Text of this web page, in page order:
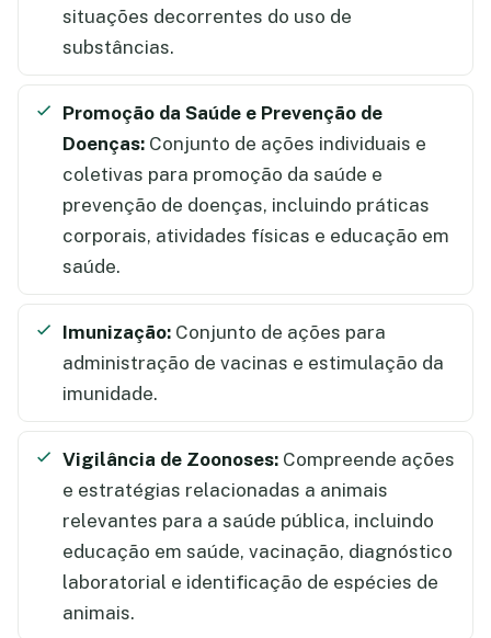
situações decorrentes do uso de
substâncias.
Promoção da Saúde e Prevenção de
Doenças: Conjunto de ações individuais e
coletivas para promoção da saúde e
prevenção de doenças, incluindo práticas
corporais, atividades físicas e educação em
saúde.
Imunização: Conjunto de ações para
administração de vacinas e estimulação da
imunidade.
Vigilância de Zoonoses: Compreende ações
e estratégias relacionadas a animais
relevantes para a saúde pública, incluindo
educação em saúde, vacinação, diagnóstico
laboratorial e identificação de espécies de
animais.